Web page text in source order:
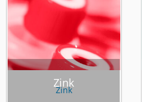
Zink
Zink